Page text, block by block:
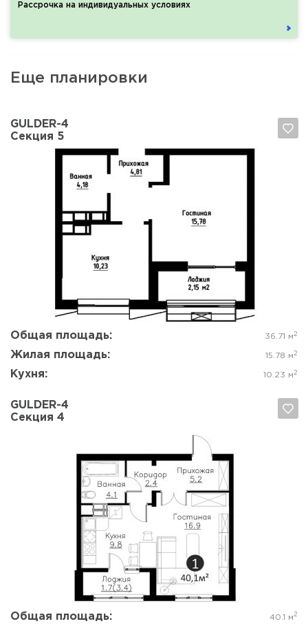
Рассрочка на индивидуальных условиях
Еще планировки
GULDER-4
Секция 5
Общая площадь: 36.71 м 2
Жилая площадь: 15.78 м 2
Кухня: 10.23 м 2
GULDER-4
Секция 4
Общая площадь: 40.1 м 2
Да, удалить Отмена